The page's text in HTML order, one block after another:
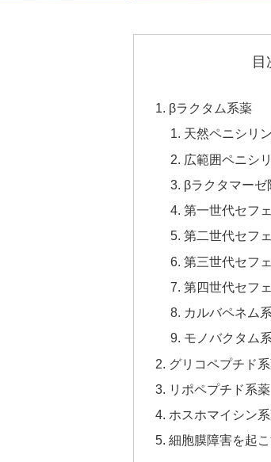
目
βラクタム系薬
天然ペニシリ
広範囲ペニシ
βラクタマー
第一世代セフ
第二世代セフ
第三世代セフ
第四世代セフ
カルバペネム
モノバクタム
グリコペプチド
リポペプチド系薬
ホスホマイシン
細胞膜障害を起